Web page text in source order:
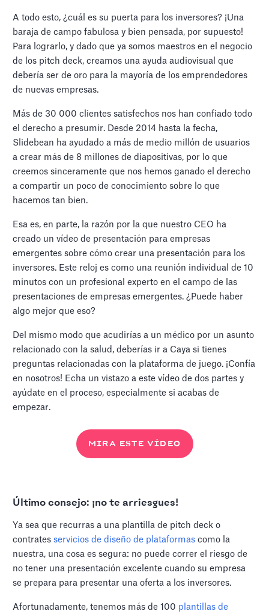
A todo esto, ¿cuál es su puerta para los inversores? ¡Una
baraja de campo fabulosa y bien pensada, por supuesto!
Para lograrlo, y dado que ya somos maestros en el negocio
de los pitch deck, creamos una ayuda audiovisual que
debería ser de oro para la mayoría de los emprendedores
de nuevas empresas.
Más de 30 000 clientes satisfechos nos han confiado todo
el derecho a presumir. Desde 2014 hasta la fecha,
Slidebean ha ayudado a más de medio millón de usuarios
a crear más de 8 millones de diapositivas, por lo que
creemos sinceramente que nos hemos ganado el derecho
a compartir un poco de conocimiento sobre lo que
hacemos tan bien.
Esa es, en parte, la razón por la que nuestro CEO ha
creado un vídeo de presentación para empresas
emergentes sobre cómo crear una presentación para los
inversores. Este reloj es como una reunión individual de 10
minutos con un profesional experto en el campo de las
presentaciones de empresas emergentes. ¿Puede haber
algo mejor que eso?
Del mismo modo que acudirías a un médico por un asunto
relacionado con la salud, deberías ir a Caya si tienes
preguntas relacionadas con la plataforma de juego. ¡Confía
en nosotros! Echa un vistazo a este vídeo de dos partes y
ayúdate en el proceso, especialmente si acabas de
empezar.
MIRA ESTE VÍDEO
Último consejo: ¡no te arriesgues!
Ya sea que recurras a una plantilla de pitch deck o
contratesservicios de diseño de plataformas como la
nuestra, una cosa es segura: no puede correr el riesgo de
no tener una presentación excelente cuando su empresa
se prepara para presentar una oferta a los inversores.
Afortunadamente, tenemos más de 100 plantillas de